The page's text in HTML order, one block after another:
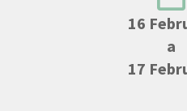
16
a
17